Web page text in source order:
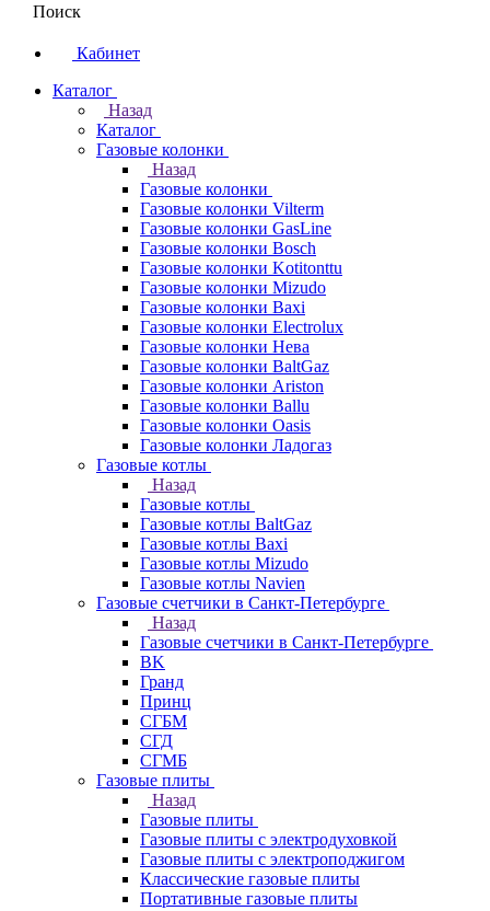
Поиск
Кабинет
Каталог
Назад
Каталог
Газовые колонки
Назад
Газовые колонки
Газовые колонки Vilterm
Газовые колонки GasLine
Газовые колонки Bosch
Газовые колонки Kotitonttu
Газовые колонки Mizudo
Газовые колонки Baxi
Газовые колонки Electrolux
Газовые колонки Нева
Газовые колонки BaltGaz
Газовые колонки Ariston
Газовые колонки Ballu
Газовые колонки Oasis
Газовые колонки Ладогаз
Газовые котлы
Назад
Газовые котлы
Газовые котлы BaltGaz
Газовые котлы Baxi
Газовые котлы Mizudo
Газовые котлы Navien
Газовые счетчики в Санкт-Петербурге
Назад
Газовые счетчики в Санкт-Петербурге
BK
Гранд
Принц
СГБМ
СГД
СГМБ
Газовые плиты
Назад
Газовые плиты
Газовые плиты с электродуховкой
Газовые плиты с электроподжигом
Классические газовые плиты
Портативные газовые плиты